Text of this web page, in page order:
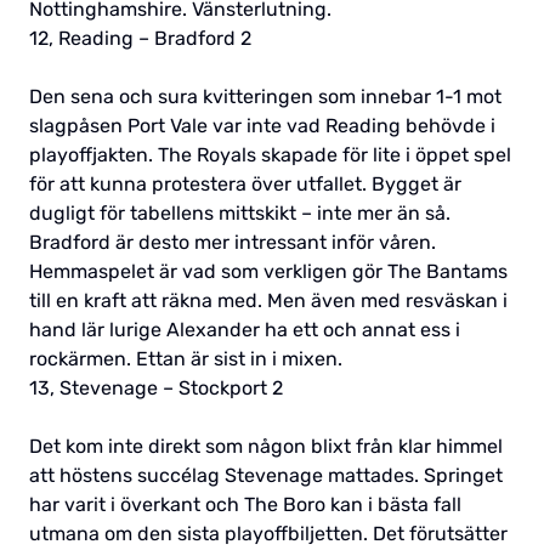
Nottinghamshire. Vänsterlutning.
12, Reading – Bradford 2
Den sena och sura kvitteringen som innebar 1-1 mot
slagpåsen Port Vale var inte vad Reading behövde i
playoffjakten. The Royals skapade för lite i öppet spel
för att kunna protestera över utfallet. Bygget är
dugligt för tabellens mittskikt – inte mer än så.
Bradford är desto mer intressant inför våren.
Hemmaspelet är vad som verkligen gör The Bantams
till en kraft att räkna med. Men även med resväskan i
hand lär lurige Alexander ha ett och annat ess i
rockärmen. Ettan är sist in i mixen.
13, Stevenage – Stockport 2
Det kom inte direkt som någon blixt från klar himmel
att höstens succélag Stevenage mattades. Springet
har varit i överkant och The Boro kan i bästa fall
utmana om den sista playoffbiljetten. Det förutsätter